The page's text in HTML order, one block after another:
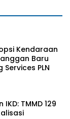
Kendaraan
Baru
PLN
TMMD 129